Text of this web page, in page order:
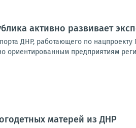
активно развивает
ДНР, работающего по
ориентированным предприятиям
матерей из ДНР